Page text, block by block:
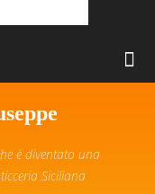
è diventato una
Siciliana